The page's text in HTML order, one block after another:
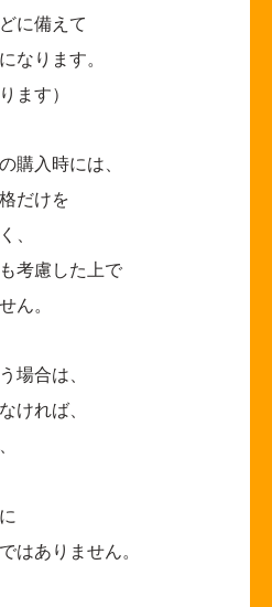
に備えて
なります。
ます）
購入時には、
だけを
、
考慮した上で
ん。
場合は、
ければ、
はありません。